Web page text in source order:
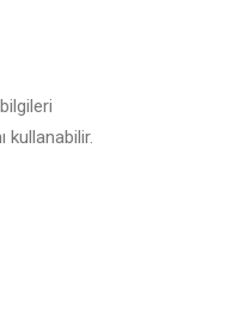
kullanabilir.